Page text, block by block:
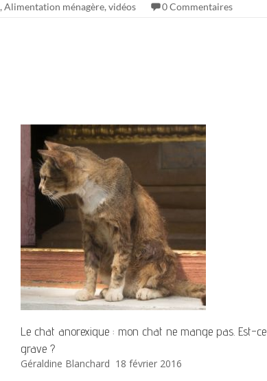
, Alimentation ménagère, vidéos 0 Commentaires
Le chat anorexique : mon chat ne mange pas. Est-ce
grave ?
Géraldine Blanchard 18 février 2016